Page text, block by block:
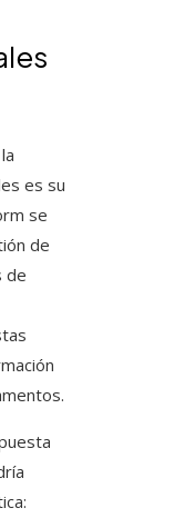
es su
se
de
de